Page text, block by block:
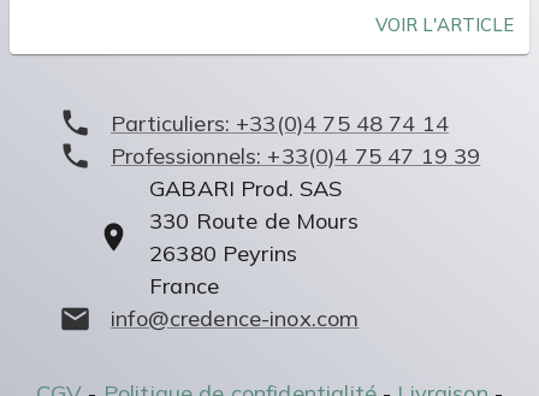
VOIR L'ARTICLE
Particuliers: +33(0)4 75 48 74 14
Professionnels: +33(0)4 75 47 19 39
GABARI Prod. SAS
330 Route de Mours
26380 Peyrins
France
info@credence-inox.com